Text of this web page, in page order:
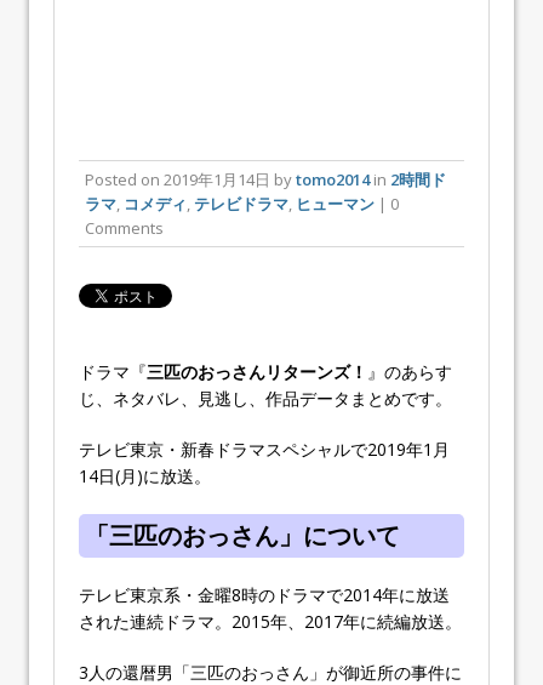
Posted on 2019年1月14日 bytomo2014in 2時間ド
ラマ コメディ テレビドラマ ヒューマン | 0
Comments
ドラマ『三匹のおっさんリターンズ！ 』のあらす
じ、ネタバレ、見逃し、作品データまとめです。
テレビ東京・新春ドラマスペシャルで2019年1月
14日(月)に放送。
「三匹のおっさん」について
テレビ東京系・金曜8時のドラマで2014年に放送
された連続ドラマ。2015年、2017年に続編放送。
3人の還暦男「三匹のおっさん」が御近所の事件に